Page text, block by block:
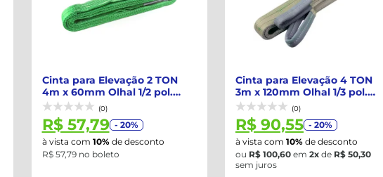
Cinta para Elevação 2 TON
4m x 60mm Olhal 1/2 pol.
Sling Ver...
(0)
R$ 57,79 - 20%
à vista com 10%de desconto
R$ 57,79 no boleto
Cinta para Elevação 4 TON
3m x 120mm Olhal 1/3 pol.
Sling Ci...
(0)
R$ 90,55 - 20%
à vista com 10% de desconto
ou R$ 100,60 em 2x de R$ 50,30
sem juros